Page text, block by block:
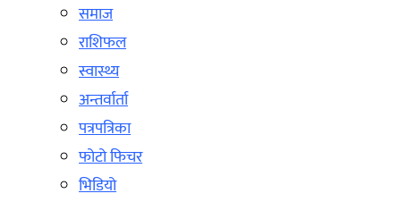
समाज
राशिफल
स्वास्थ्य
अन्तर्वार्ता
पत्रपत्रिका
फोटो फिचर
भिडियो